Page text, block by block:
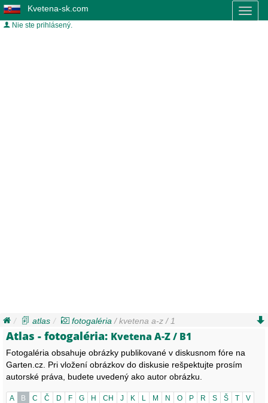
Kvetena-sk.com
Nie ste prihlásený.
atlas fotogaléria / kvetena a-z / 1
Atlas - fotogaléria: Kvetena A-Z / B1
Fotogaléria obsahuje obrázky publikované v diskusnom fóre na
Garten.cz. Pri vložení obrázkov do diskusie rešpektujte prosím
autorské práva, budete uvedený ako autor obrázku.
A B C Č D F G H CH J K L M N O P R S Š T
V